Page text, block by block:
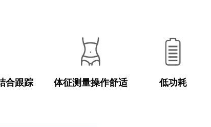
合跟踪 体征测量操作舒适 低功耗